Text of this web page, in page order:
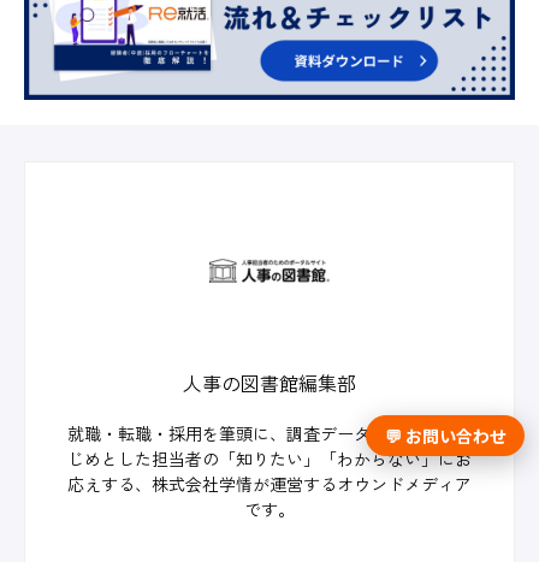
人事の図書館編集部
就職・転職・採用を筆頭に、調査データ、コラムをは
じめとした担当者の「知りたい」「わからない」にお
応えする、株式会社学情が運営するオウンドメディア
です。
💬 お問い合わせ